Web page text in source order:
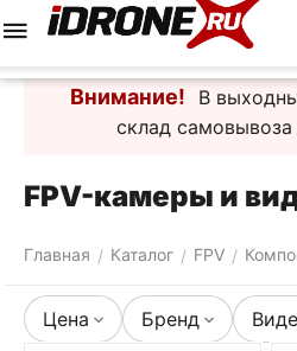
Внимание!
В
склад самовывоза
FPV-камеры и
Главная / Каталог / FPV /
Цена Бренд
Корзина